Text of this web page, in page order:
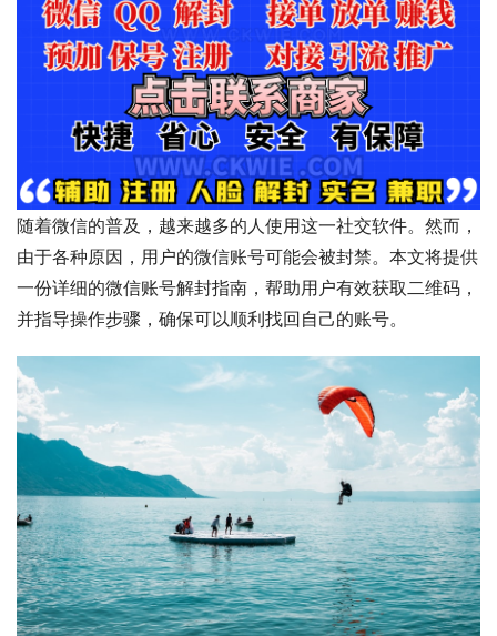
随着微信的普及，越来越多的人使用这一社交软件。然而，
由于各种原因，用户的微信账号可能会被封禁。本文将提供
一份详细的微信账号解封指南，帮助用户有效获取二维码，
并指导操作步骤，确保可以顺利找回自己的账号。